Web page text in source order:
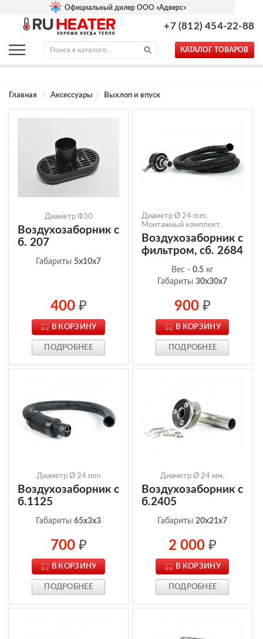
Официальный дилер ООО «Адверс»
+7 (812) 454-22-88
КАТАЛОГ ТОВАРОВ
Главная Аксессуары Выхлоп и впуск
Диаметр Ф30
Воздухозаборник с
б. 207
Габариты5x10x7
400 ₽
В КОРЗИНУ
ПОДРОБНЕЕ
Диаметр Ø 24 mm.
Монтажный комплект.
Воздухозаборник с
фильтром, сб. 2684
Вес - 0.5кг
Габариты30x30x7
900 ₽
В КОРЗИНУ
ПОДРОБНЕЕ
Диаметр Ø 24 mm
Воздухозаборник с
б.1125
Габариты65x3x3
700 ₽
В КОРЗИНУ
ПОДРОБНЕЕ
Диаметр Ø 24 мм.
Воздухозаборник с
б.2405
Габариты20x21x7
2 000 ₽
В КОРЗИНУ
ПОДРОБНЕЕ